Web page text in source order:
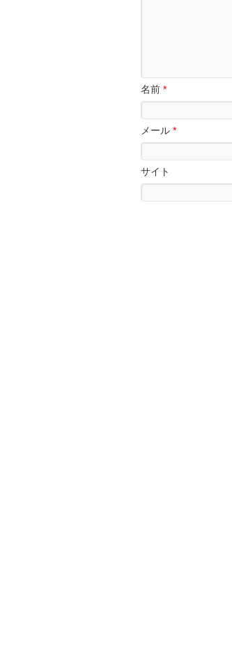
名前 *
メール *
サイト